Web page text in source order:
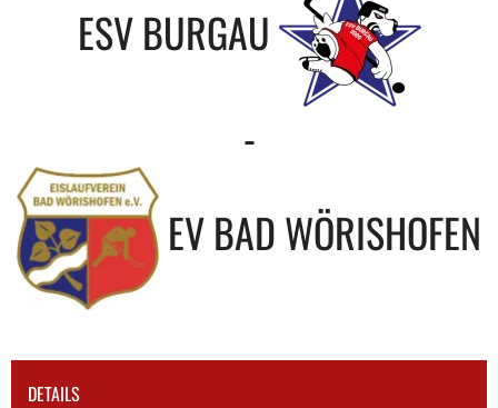
ESV BURGAU
-
EV BAD WÖRISHOFEN
DETAILS